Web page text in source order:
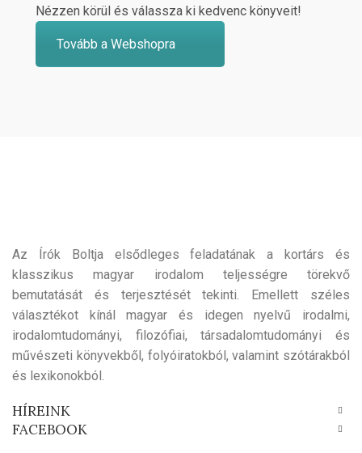
Nézzen körül és válassza ki kedvenc könyveit!
Tovább a Webshopra
Az Írók Boltja elsődleges feladatának a kortárs és
klasszikus magyar irodalom teljességre törekvő
bemutatását és terjesztését tekinti. Emellett széles
választékot kínál magyar és idegen nyelvű irodalmi,
irodalomtudományi, filozófiai, társadalomtudományi és
művészeti könyvekből, folyóiratokból, valamint szótárakból
és lexikonokból.
HÍREINK
FACEBOOK